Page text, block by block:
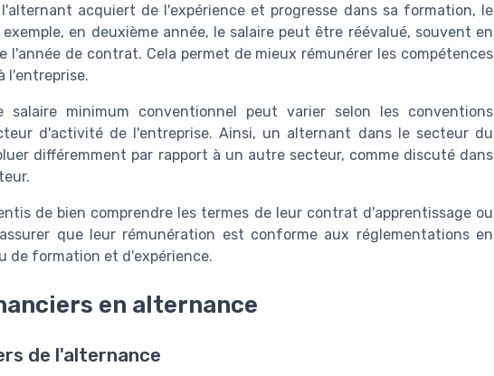
acquiert de l'expérience et progresse dans sa formation, le
en deuxième année, le salaire peut être réévalué, souvent en
de contrat. Cela permet de mieux rémunérer les compétences
l'entreprise.
minimum conventionnel peut varier selon les conventions
d'activité de l'entreprise. Ainsi, un alternant dans le secteur du
différemment par rapport à un autre secteur, comme discuté dans
de bien comprendre les termes de leur contrat d'apprentissage ou
que leur rémunération est conforme aux réglementations en
de formation et d'expérience.
en alternance
de l'alternance